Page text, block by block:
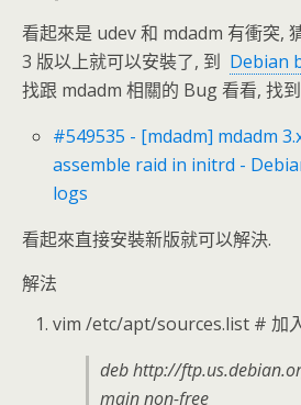
看起來是 udev 和 mdadm 有衝突,
3 版以上就可以安裝了, 到 Debian
找跟 mdadm 相關的 Bug 看看, 找
#549535 - [mdadm] mdadm
assemble raid in initrd -
logs
看起來直接安裝新版就可以解決.
解法
vim /etc/apt/sources.list # 加
deb http://
main non-free